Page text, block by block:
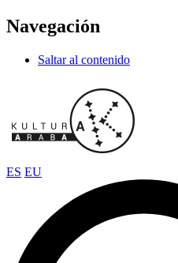
Navegación
Saltar al contenido
ES EU